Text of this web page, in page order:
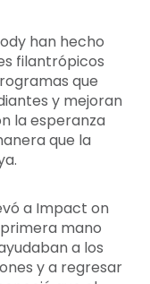
han hecho
filantrópicos
que
y mejoran
la esperanza
que la
a Impact on
mano
a los
y a regresar